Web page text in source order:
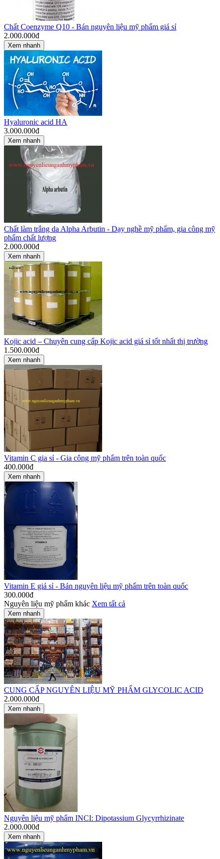
Chất Coenzyme Q10 - Bán nguyên liệu mỹ phẩm giá sỉ
2.000.000đ
Xem nhanh
Hyaluronic acid HA
3.000.000đ
Xem nhanh
Chất làm trắng da Alpha Arbutin - Dạy nghề mỹ phẩm, gia công mỹ
phẩm chất lượng
2.000.000đ
Xem nhanh
Kojic acid – Chuyên cung cấp Kojic acid giá sỉ tốt nhất thị trường
1.500.000đ
Xem nhanh
Vitamin C gia sỉ - Gia công mỹ phẩm trên toàn quốc
400.000đ
Xem nhanh
Vitamin E giá sỉ - Bán nguyên liệu mỹ phẩm trên toàn quốc
300.000đ
Nguyên liệu mỹ phẩm khác Xem tất cả
Xem nhanh
CUNG CẤP NGUYÊN LIỆU MỸ PHẨM GLYCOLIC ACID
2.000.000đ
Xem nhanh
Nguyên liệu mỹ phẩm INCI: Dipotassium Glycyrrhizinate
2.000.000đ
Xem nhanh